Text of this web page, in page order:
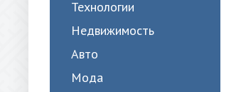
Технологии
Недвижимость
Авто
Мода